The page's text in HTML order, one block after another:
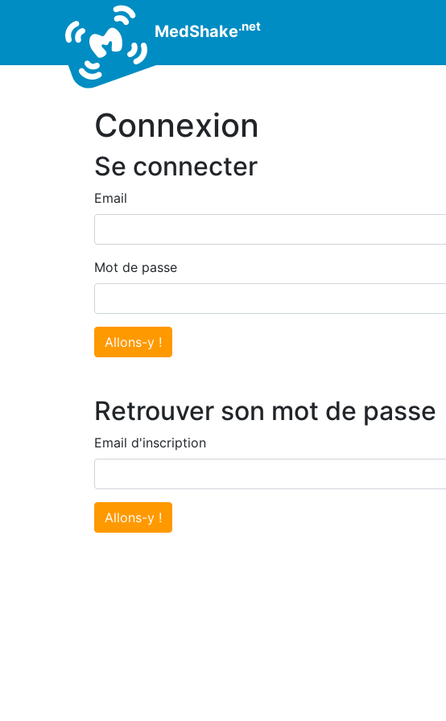
MedShake.net
Connexion
Se connecter
Email
Mot de passe
Allons-y !
Retrouver son mot de passe
Email d'inscription
Allons-y !